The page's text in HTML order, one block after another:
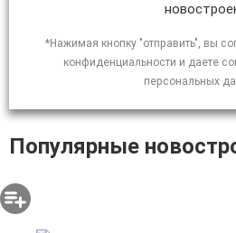
*Нажимая кнопку "отправить", вы
конфиденциальности и даете
персональных
Популярные